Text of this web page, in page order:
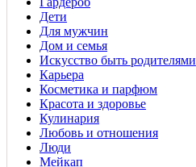
Дети
Для мужчин
Дом и семья
Искусство быть родителями
Карьера
Косметика и парфюм
Красота и здоровье
Кулинария
Любовь и отношения
Люди
Мейкап